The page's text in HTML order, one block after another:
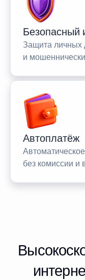
Безопасный
Защита личных
и
Автоплатёж
без комиссии и